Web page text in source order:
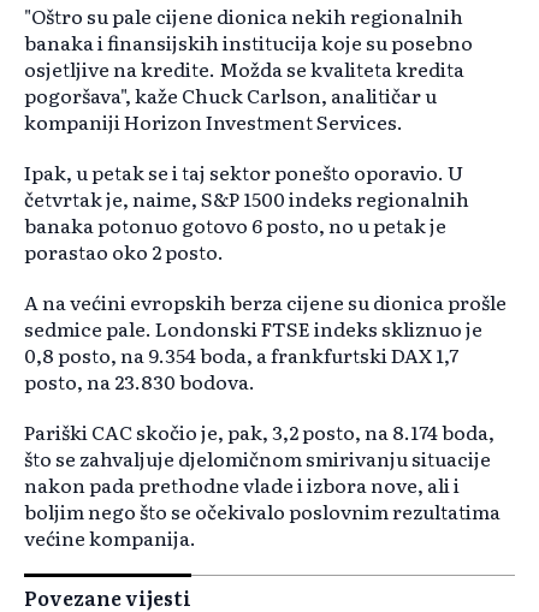
"Oštro su pale cijene dionica nekih regionalnih
banaka i finansijskih institucija koje su posebno
osjetljive na kredite. Možda se kvaliteta kredita
pogoršava", kaže Chuck Carlson, analitičar u
kompaniji Horizon Investment Services.
Ipak, u petak se i taj sektor ponešto oporavio. U
četvrtak je, naime, S&P 1500 indeks regionalnih
banaka potonuo gotovo 6 posto, no u petak je
porastao oko 2 posto.
A na većini evropskih berza cijene su dionica prošle
sedmice pale. Londonski FTSE indeks skliznuo je
0,8 posto, na 9.354 boda, a frankfurtski DAX 1,7
posto, na 23.830 bodova.
Pariški CAC skočio je, pak, 3,2 posto, na 8.174 boda,
što se zahvaljuje djelomičnom smirivanju situacije
nakon pada prethodne vlade i izbora nove, ali i
boljim nego što se očekivalo poslovnim rezultatima
većine kompanija.
Povezane vijesti